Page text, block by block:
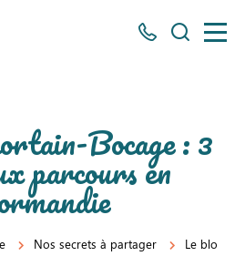
Tous
Bocage : 3
parcours en
Nos secrets à partager Le blog